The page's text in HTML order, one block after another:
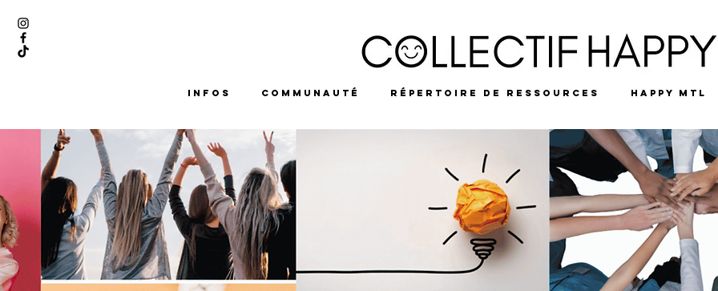
INFOS COMMUNAUTÉ RÉPERTOIRE DE RESSOURCES HAPPY MTL